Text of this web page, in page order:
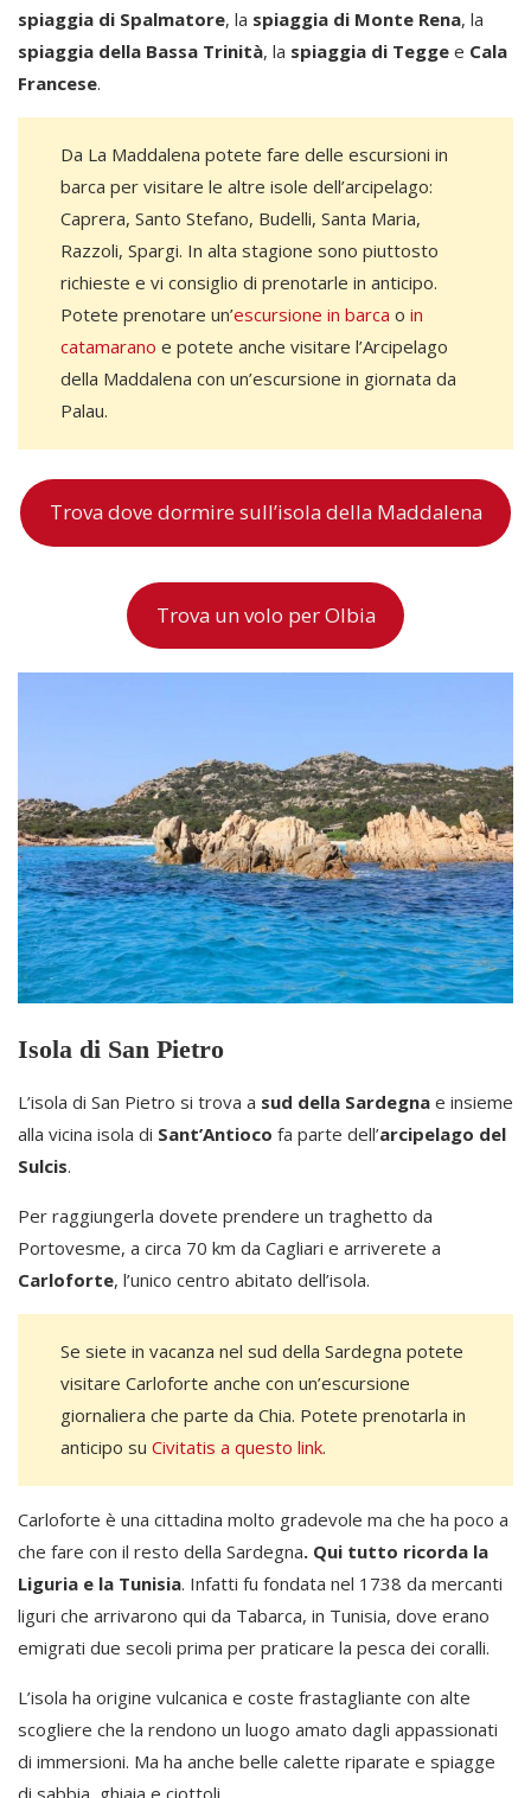
spiaggia di Spalmatore, la spiaggia di Monte Rena, la
spiaggia della Bassa Trinità, la spiaggia di Tegge e Cala
Francese.
Da La Maddalena potete fare delle escursioni in
barca per visitare le altre isole dell’arcipelago:
Caprera, Santo Stefano, Budelli, Santa Maria,
Razzoli, Spargi. In alta stagione sono piuttosto
richieste e vi consiglio di prenotarle in anticipo.
Potete prenotare un’escursione in barca o in
catamarano e potete anche visitare l’Arcipelago
della Maddalena con un’escursione in giornata da
Palau.
Trova dove dormire sull’isola della Maddalena
Trova un volo per Olbia
Isola di San Pietro
L’isola di San Pietro si trova a sud della Sardegna e insieme
alla vicina isola di Sant’Antioco fa parte dell’arcipelago del
Sulcis.
Per raggiungerla dovete prendere un traghetto da
Portovesme, a circa 70 km da Cagliari e arriverete a
Carloforte, l’unico centro abitato dell’isola.
Se siete in vacanza nel sud della Sardegna potete
visitare Carloforte anche con un’escursione
giornaliera che parte da Chia. Potete prenotarla in
anticipo su Civitatis a questo link.
Carloforte è una cittadina molto gradevole ma che ha poco a
che fare con il resto della Sardegna. Qui tutto ricorda la
Liguria e la Tunisia. Infatti fu fondata nel 1738 da mercanti
liguri che arrivarono qui da Tabarca, in Tunisia, dove erano
emigrati due secoli prima per praticare la pesca dei coralli.
L’isola ha origine vulcanica e coste frastagliante con alte
scogliere che la rendono un luogo amato dagli appassionati
di immersioni. Ma ha anche belle calette riparate e spiagge